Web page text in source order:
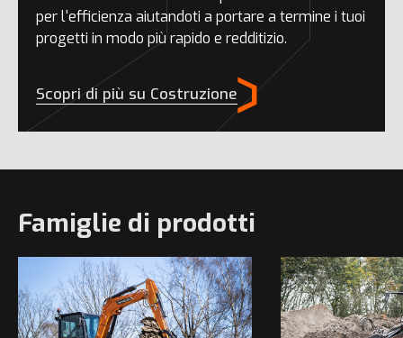
per l'efficienza aiutandoti a portare a termine i tuoi
progetti in modo più rapido e redditizio.
Scopri di più su Costruzione
Famiglie di prodotti